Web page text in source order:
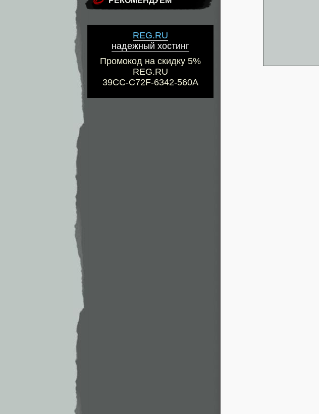
REG.RU
надежный хостинг
Промокод на скидку 5%
REG.RU
39CC-C72F-6342-560A